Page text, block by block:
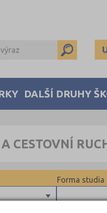
DALŠÍ DRUHY
CESTOVNÍ
Forma studia